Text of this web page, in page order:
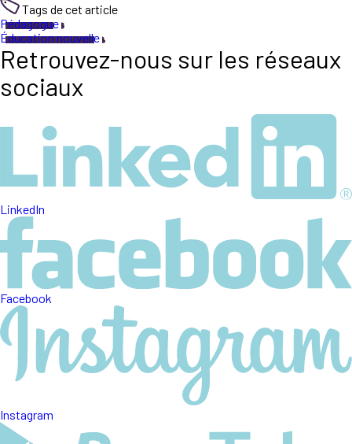
Tags de cet article
Pédagogue
Éducation nouvelle
Retrouvez-nous sur les réseaux
sociaux
LinkedIn
Facebook
Instagram